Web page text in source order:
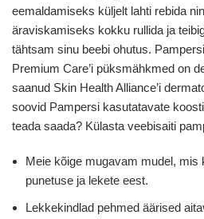
eemaldamiseks küljelt lahti rebida
äraviskamiseks kokku rullida ja
tähtsam sinu beebi ohutus.
Premium Care’i püksmähkmed on
saanud Skin Health Alliance’i
soovid Pampersi kasutatavate
teada saada? Külasta veebisaiti
Meie kõige mugavam mudel, mis
punetuse ja lekete eest.
Lekkekindlad pehmed äärised